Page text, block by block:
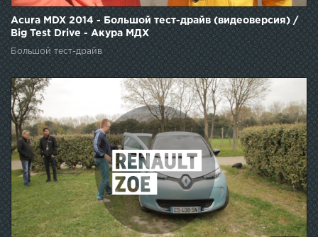
Acura MDX 2014 - Большой тест-драйв (видеоверсия) /
Big Test Drive - Акура МДХ
Большой тест-драйв